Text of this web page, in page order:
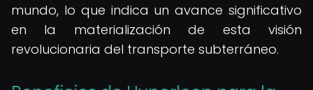
mundo, lo que indica un avance significativo
en la materialización de esta visión
revolucionaria del transporte subterráneo.